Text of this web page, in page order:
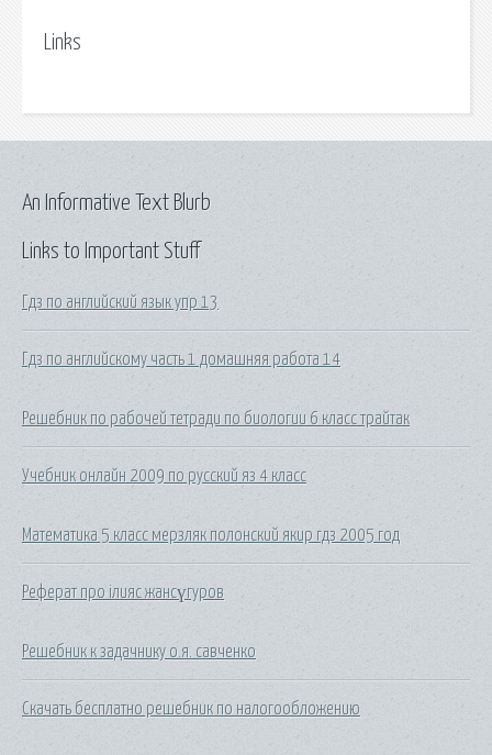
Links
Links to Important Stuff
Гдз по английский язык упр 13
Гдз по английскому часть 1 домашняя работа 14
Решебник по рабочей тетради по биологии 6 класс трайтак
Учебник онлайн 2009 по русский яз 4 класс
Математика 5 класс мерзляк полонский якир гдз 2005 год
Реферат про ілияс жансүгуров
Решебник к задачнику о.я. савченко
Скачать бесплатно решебник по налогообложению
An Informative Text Blurb